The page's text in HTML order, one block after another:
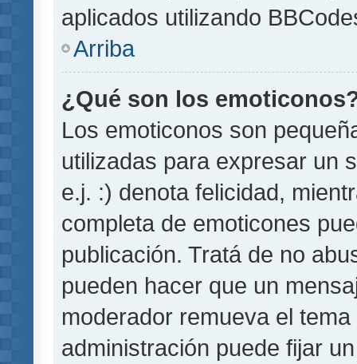
aplicados utilizando
Arriba
¿Qué son los
Los emoticonos son
utilizadas para expresar un
e.j. :) denota felicidad,
completa de emoticones
publicación. Tratá de no
pueden hacer que un
moderador remueva el
administración puede fijar